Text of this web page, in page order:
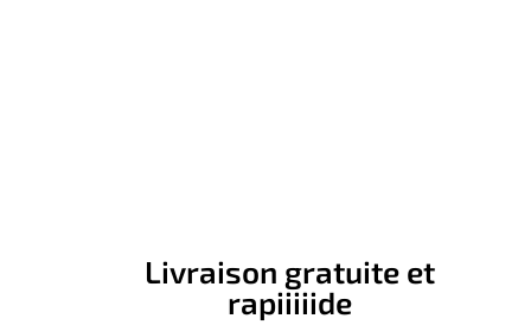
Livraison gratuite et
rapiiiiide